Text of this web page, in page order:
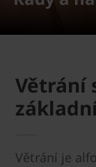
Větrání
Větrání je